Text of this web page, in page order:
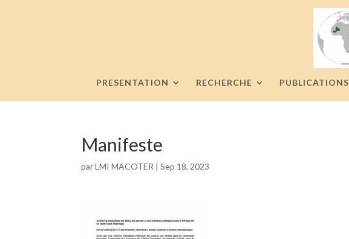
PRESENTATION RECHERCHE PUBLICATIONS
Manifeste
parLMI MACOTER |Sep 18, 2023